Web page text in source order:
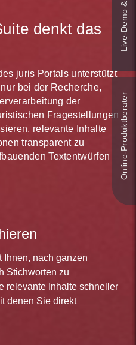
bei jedem Login direkt in
Auf Wunsch
oder neue Inhalte
Dank juris sind Sie
Schlegel/Voelzke. Bei
die für Sie passende
denkt das
juris Portals unterstützt
bei der Recherche,
der
Fragestellungen
relevante Inhalte
transparent zu
Textentwürfen
Ihnen, nach ganzen
Stichworten zu
relevante Inhalte schneller
denen Sie direkt
Online-Produkt­berater